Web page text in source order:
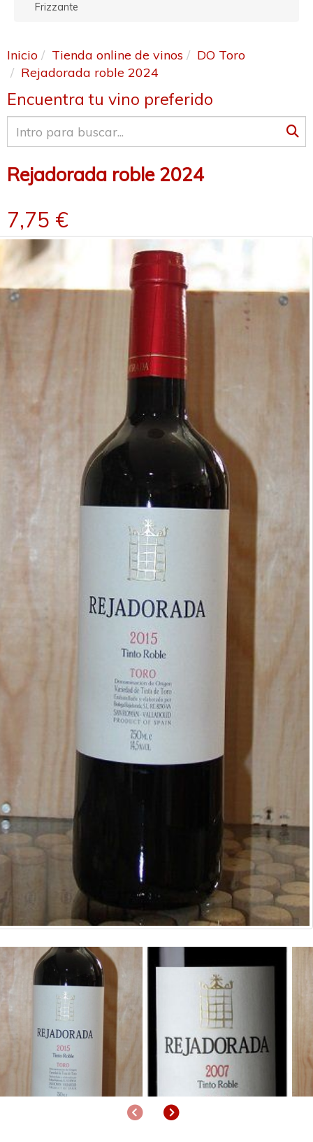
Frizzante
Inicio Tienda online de vinos
DO Toro
Rejadorada roble 2024
Encuentra tu vino preferido
Rejadorada roble 2024
7,75 €
AnteriorSiguiente